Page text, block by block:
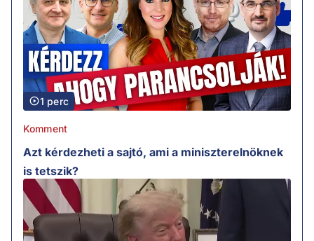
1 perc
Komment
Azt kérdezheti a sajtó, ami a miniszterelnöknek
is tetszik?